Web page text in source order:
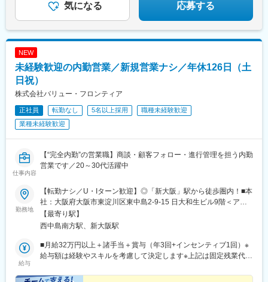
気になる 応募する
NEW
未経験歓迎の内勤営業／新規営業ナシ／年休126日（土
日祝）
株式会社バリュー・フロンティア
正社員 転勤なし 5名以上採用
職種未経験歓迎
業種未経験歓迎
仕事内容
【“完全内勤”の営業職】商談・顧客フォロー・進行管理を担う内勤
営業です／20～30代活躍中
勤務地
【転勤ナシ／U・Iターン歓迎】◎「新大阪」駅から徒歩圏内！■本
社：大阪府大阪市東淀川区東中島2-9-15 日大和生ビル9階＜アク
セス＞・大阪メトロ御堂筋線「西中島南方」駅から徒歩10分・各
線「新大阪」駅から徒歩14分
【最寄り駅】
西中島南方駅、新大阪駅
給与
■月給32万円以上＋諸手当＋賞与（年3回+インセンティブ1回）※
給与額は経験やスキルを考慮して決定します※上記は固定残業代
支給します。＜★インセンティブも支給！★＞担当案件の売上成